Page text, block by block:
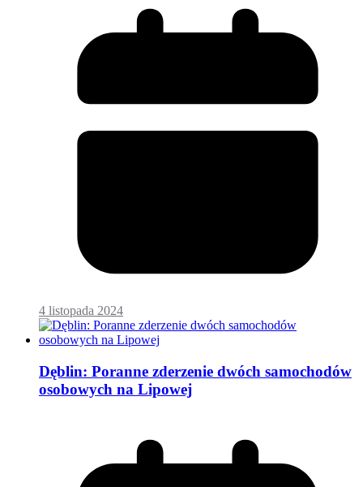
4 listopada 2024
Dęblin: Poranne zderzenie dwóch samochodów
osobowych na Lipowej